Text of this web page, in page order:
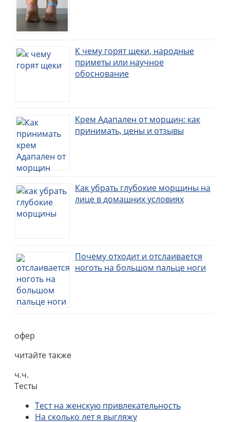
К чему горят щеки, народные
приметы или научное
обоснование
Крем Адапален от морщин: как
принимать, цены и отзывы
Как убрать глубокие морщины на
лице в домашних условиях
Почему отходит и отслаивается
ноготь на большом пальце ноги
офер
читайте также
ч.ч.
Тесты
Тест на женскую привлекательность
На сколько лет я выгляжу